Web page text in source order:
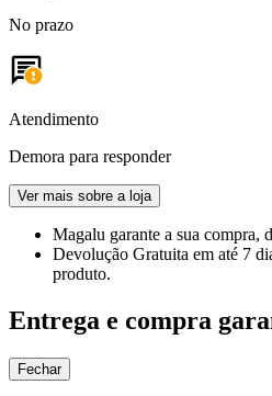
No prazo
Atendimento
Demora para responder
Ver mais sobre a loja
Magalu garante a sua compra,
Devolução Gratuita em até 7
produto.
Entrega e compra
Fechar